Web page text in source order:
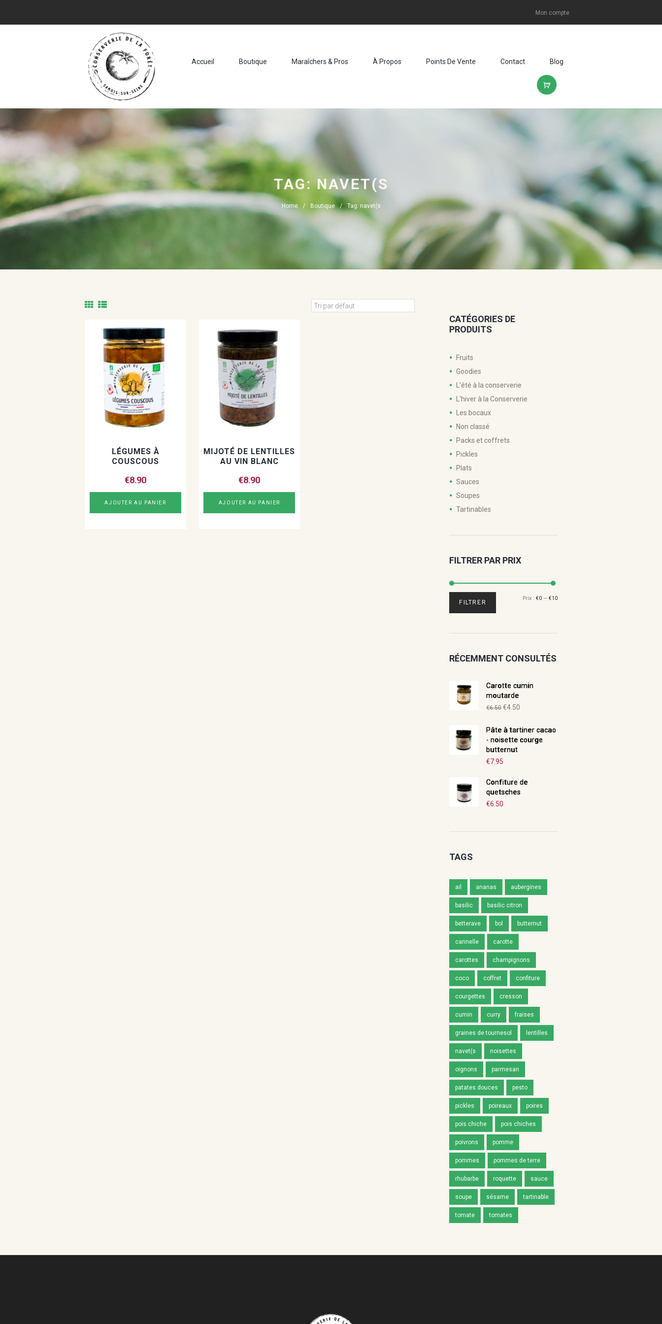
Mon compte
Accueil Boutique Maraîchers & Pros À Propos Points De Vente Contact Blog
TAG: NAVET(S
Home Boutique Tag: navet(s
LÉGUMES À
COUSCOUS
€8.90
AJOUTER AU PANIER
MIJOTÉ DE LENTILLES
AU VIN BLANC
€8.90
AJOUTER AU PANIER
CATÉGORIES DE
PRODUITS
Fruits
Goodies
L'été à la conserverie
L'hiver à la Conserverie
Les bocaux
Non classé
Packs et coffrets
Pickles
Plats
Sauces
Soupes
Tartinables
FILTRER PAR PRIX
Prix
Prix
FILTRER
Prix :€0 —€10
RÉCEMMENT CONSULTÉS
Carotte cumin
moutarde
€6.50 Le
initial
était :
€6.50.
€4.50Le
actuel
est :
Pâte à tartiner cacao
- noisette courge
butternut
€7.95
Confiture de
quetsches
€6.50
TAGS
ail ananas aubergines
basilic basilic citron
betterave bol butternut
cannelle carotte
carottes champignons
coco coffret confiture
courgettes cresson
cumin curry fraises
graines de tournesol lentilles
navet(s noisettes
oignons parmesan
patates douces pesto
pickles poireaux poires
pois chiche pois chiches
poivrons pomme
pommes pommes de terre
rhubarbe roquette sauce
soupe sésame tartinable
tomate tomates